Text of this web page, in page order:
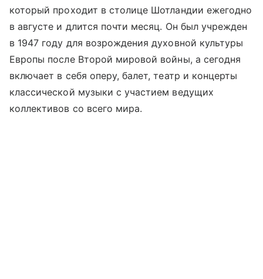
который проходит в столице Шотландии ежегодно
в августе и длится почти месяц. Он был учрежден
в 1947 году для возрождения духовной культуры
Европы после Второй мировой войны, а сегодня
включает в себя оперу, балет, театр и концерты
классической музыки с участием ведущих
коллективов со всего мира.